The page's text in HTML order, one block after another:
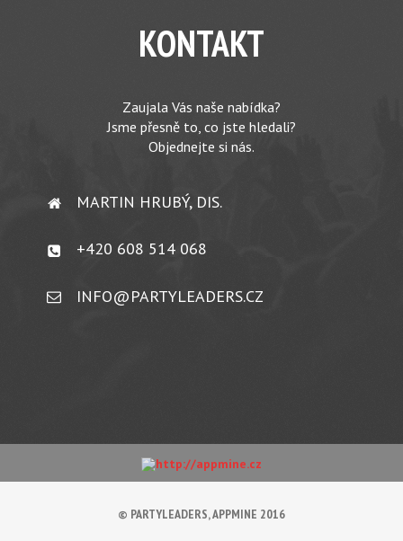
KONTAKT
Zaujala Vás naše nabídka?
Jsme přesně to, co jste hledali?
Objednejte si nás.
MARTIN HRUBÝ, DIS.
+420 608 514 068
INFO@PARTYLEADERS.CZ
© PARTYLEADERS, APPMINE 2016